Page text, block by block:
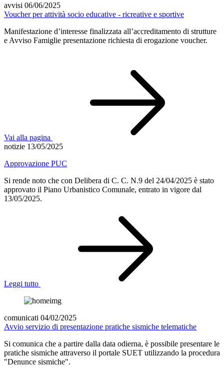
avvisi 06/06/2025
Voucher per attività socio educative - ricreative e sportive
Manifestazione d’interesse finalizzata all’accreditamento di strutture
e Avviso Famiglie presentazione richiesta di erogazione voucher.
Vai alla pagina
notizie 13/05/2025
Approvazione PUC
Si rende noto che con Delibera di C. C. N.9 del 24/04/2025 è stato
approvato il Piano Urbanistico Comunale, entrato in vigore dal
13/05/2025.
Leggi tutto
comunicati 04/02/2025
Avvio servizio di presentazione pratiche sismiche telematiche
Si comunica che a partire dalla data odierna, è possibile presentare le
pratiche sismiche attraverso il portale SUET utilizzando la procedura
"Denunce sismiche".